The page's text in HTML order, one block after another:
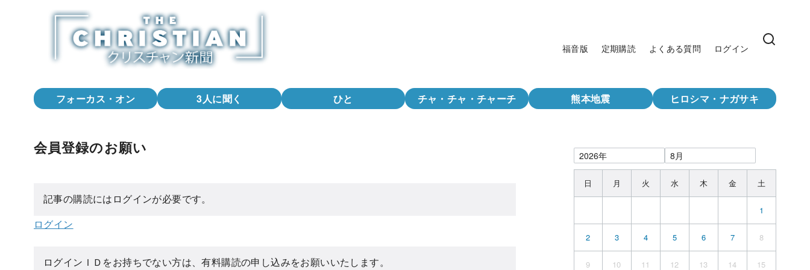
福音版 定期購読 よくある質問 ログイン
フォーカス・オン 3人に聞く ひと チャ・チャ・チャーチ 熊本地震 ヒロシマ・ナガサキ
会員登録のお願い
記事の購読にはログインが必要です。
ログイン
ログインＩＤをお持ちでない方は、有料購読の申し込みをお願いいたします。
日 月 火 水 木 金 土
1
2 3 4 5 6 7 8
9 10 11 12 13 14 15